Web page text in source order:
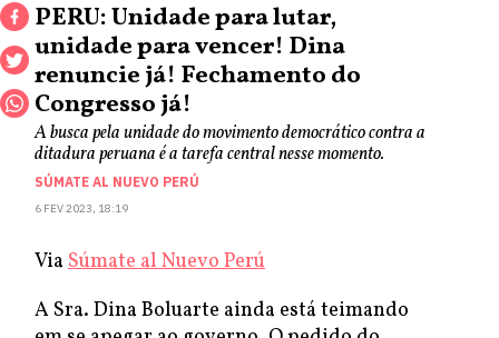
PERU: Unidade para lutar,
unidade para vencer! Dina
renuncie já! Fechamento do
Congresso já!
A busca pela unidade do movimento democrático contra a
ditadura peruana é a tarefa central nesse momento.
SÚMATE AL NUEVO PERÚ
6 FEV 2023, 18:19
Via Súmate al Nuevo Perú
A Sra. Dina Boluarte ainda está teimando